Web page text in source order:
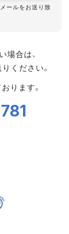
ールをお送り致
場合は、
ください。
ります。